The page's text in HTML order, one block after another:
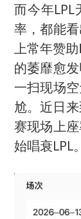
而今年
率，都能
上常年赞
的萎靡愈
一扫现场
尬。近日
赛现场上
始唱衰LPL。